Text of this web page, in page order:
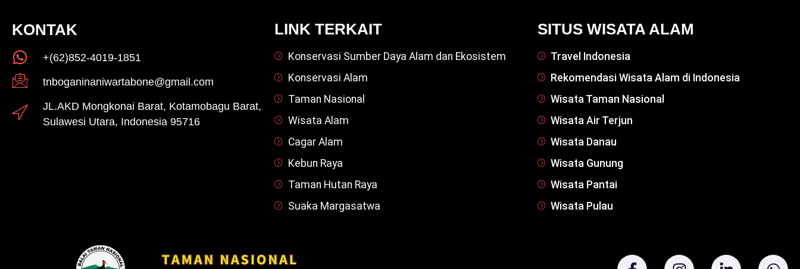
KONTAK
+(62)852-4019-1851
tnboganinaniwartabone@gmail.com
JL.AKD Mongkonai Barat, Kotamobagu Barat,
Sulawesi Utara, Indonesia 95716
LINK TERKAIT
Konservasi Sumber Daya Alam dan Ekosistem
Konservasi Alam
Taman Nasional
Wisata Alam
Cagar Alam
Kebun Raya
Taman Hutan Raya
Suaka Margasatwa
SITUS WISATA ALAM
Travel Indonesia
Rekomendasi Wisata Alam di Indonesia
Wisata Taman Nasional
Wisata Air Terjun
Wisata Danau
Wisata Gunung
Wisata Pantai
Wisata Pulau